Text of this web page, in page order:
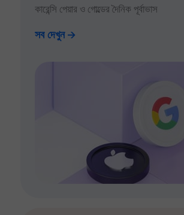
কারেন্সি পেয়ার ও গোল্ডের দৈনিক পূর্বাভাস
সব দেখুন